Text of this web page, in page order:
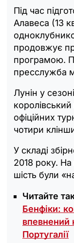
Під час
Алавеса (13
продовжує
програмою.
пресслужба
Лунін у
королівський
офіційних
чотири
У складі
2018 року. На
шість були
Читайте
Бенфіки:
впевнений
Португалії